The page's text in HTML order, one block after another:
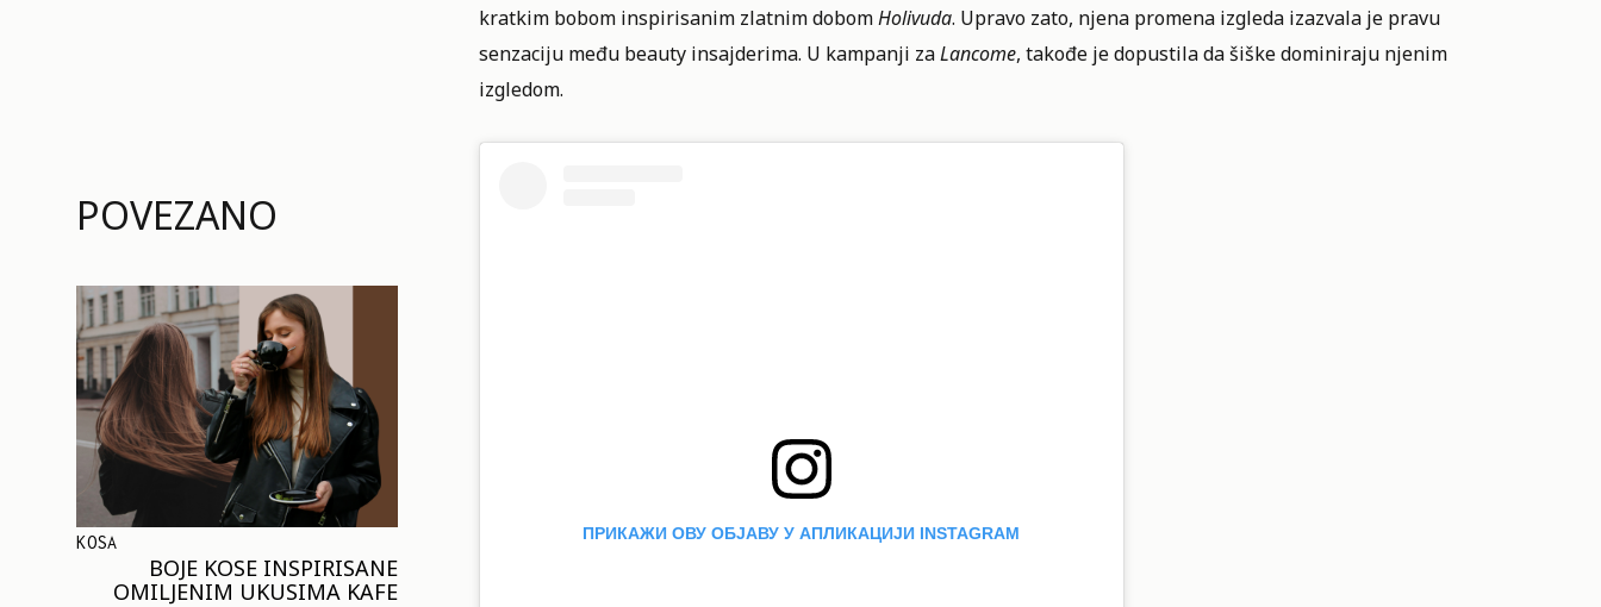
POVEZANO
KOSA
BOJE KOSE INSPIRISANE
OMILJENIM UKUSIMA KAFE
kratkim bobom inspirisanim zlatnim dobomHolivuda. Upravo zato, njena promena izgleda izazvala je pravu
senzaciju među beauty insajderima. U kampanji zaLancome, takođe je dopustila da šiške dominiraju njenim
izgledom.
ПРИКАЖИ ОВУ ОБЈАВУ У АПЛИКАЦИЈИ INSTAGRAM